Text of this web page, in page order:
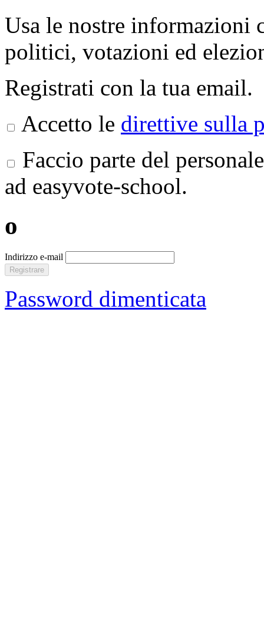
Usa le nostre informazioni
politici, votazioni ed
Registrati con la tua email.
Accetto le direttive sulla
Faccio parte del
ad easyvote-school.
o
Indirizzo e-mail
Registrare
Password dimenticata